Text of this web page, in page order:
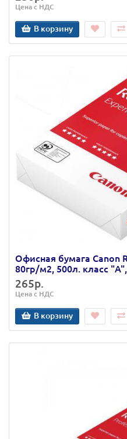
Цена с НДС
В корзину
Офисная бумага Canon
80гр/м2, 500л. класс
265р.
Цена с НДС
В корзину